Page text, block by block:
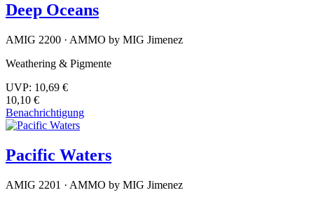
Deep Oceans
AMIG 2200 · AMMO by MIG Jimenez
Weathering & Pigmente
UVP: 10,69 €
10,10 €
Benachrichtigung
Pacific Waters
AMIG 2201 · AMMO by MIG Jimenez